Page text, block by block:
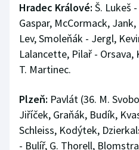
Hradec Králové: Š. Lukeš
Gaspar, McCormack,
Lev, Smoleňák - Jergl,
Lalancette, Pilař - Orsava,
T. Martinec.
Plzeň: Pavlát (36. M.
Jiříček, Graňák, Budík,
Schleiss, Kodýtek,
- Bulíř, G. Thorell,